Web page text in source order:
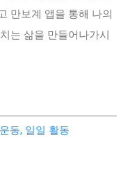
만보계 앱을 통해 나의
는 삶을 만들어나가시
동, 일일 활동